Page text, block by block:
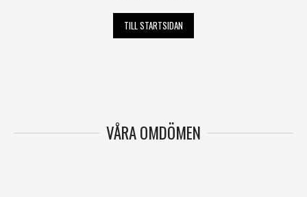
TILL STARTSIDAN
VÅRA OMDÖMEN